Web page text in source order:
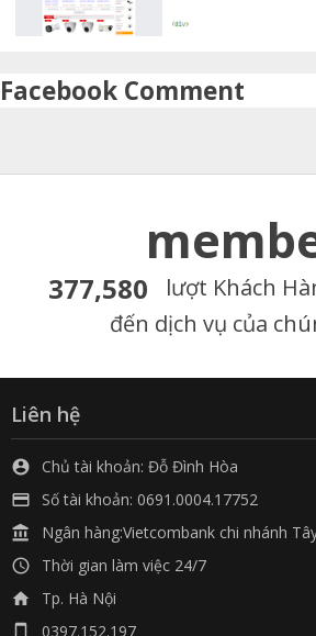
Facebook Comment
377,580
lượt Khách
đến dịch vụ của
Liên hệ
 Chủ tài khoản: Đỗ Đình Hòa
 Số tài khoản: 0691.0004.17752
 Ngân hàng:Vietcombank chi nhánh
 Thời gian làm việc 24/7
 Tp. Hà Nội
 0397.152.197